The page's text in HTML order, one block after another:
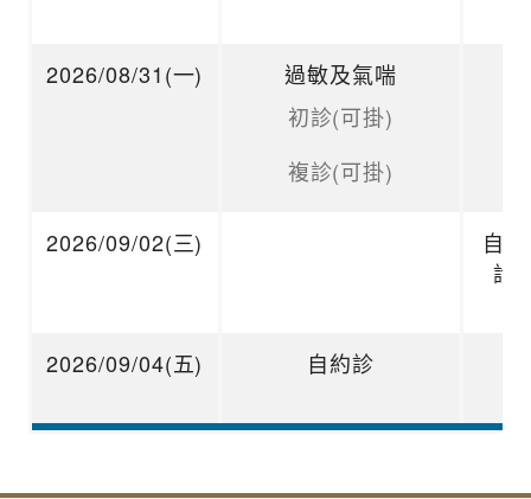
2026/08/31(一)
過敏及氣喘
初診(可掛)
複診(可掛)
2026/09/02(三)
自約
診
2026/09/04(五) 自約診